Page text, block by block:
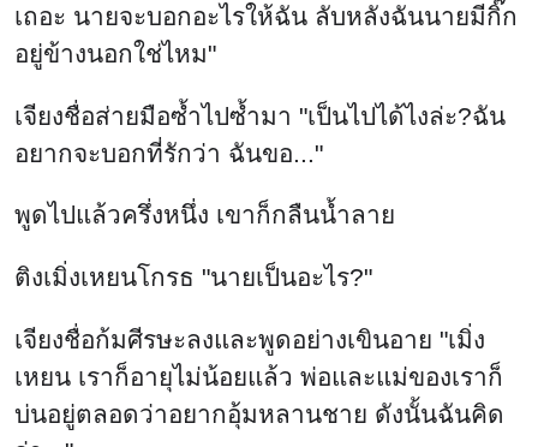
เถอะ นายจะบอกอะไรให้ฉัน ลับหลังฉันนายมีกิ๊ก
อยู่ข้างนอกใช่ไหม"
เจียงชื่อส่ายมือซ้ำไปซ้ำมา "เป็นไปได้ไงล่ะ?ฉัน
อยากจะบอกที่รักว่า ฉันขอ..."